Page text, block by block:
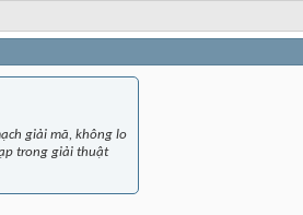
giải mã, không lo
trong giải thuật